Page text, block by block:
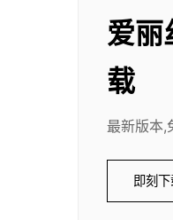
爱
载
最新版本,
即刻